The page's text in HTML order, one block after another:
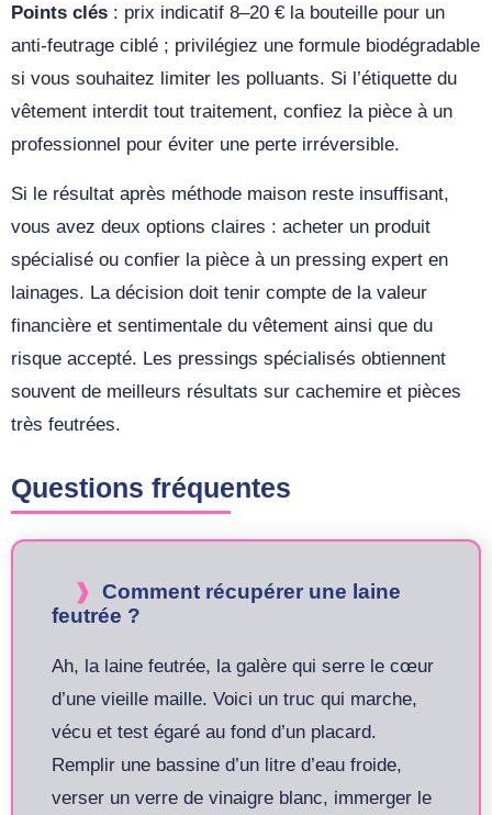
Points clés : prix indicatif 8–20 € la bouteille pour un
anti‑feutrage ciblé ; privilégiez une formule biodégradable
si vous souhaitez limiter les polluants. Si l’étiquette du
vêtement interdit tout traitement, confiez la pièce à un
professionnel pour éviter une perte irréversible.
Si le résultat après méthode maison reste insuffisant,
vous avez deux options claires : acheter un produit
spécialisé ou confier la pièce à un pressing expert en
lainages. La décision doit tenir compte de la valeur
financière et sentimentale du vêtement ainsi que du
risque accepté. Les pressings spécialisés obtiennent
souvent de meilleurs résultats sur cachemire et pièces
très feutrées.
Questions fréquentes
Comment récupérer une laine
feutrée ?
Ah, la laine feutrée, la galère qui serre le cœur
d’une vieille maille. Voici un truc qui marche,
vécu et test égaré au fond d’un placard.
Remplir une bassine d’un litre d’eau froide,
verser un verre de vinaigre blanc, immerger le